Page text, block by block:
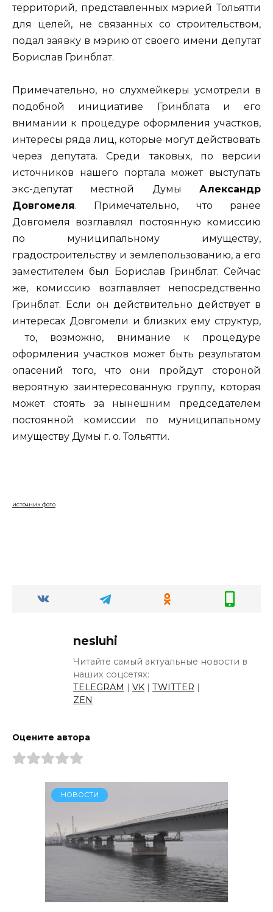
территорий, представленных мэрией Тольятти
для целей, не связанных со строительством,
подал заявку в мэрию от своего имени депутат
Борислав Гринблат.
Примечательно, но слухмейкеры усмотрели в
подобной инициативе Гринблата и его
внимании к процедуре оформления участков,
интересы ряда лиц, которые могут действовать
через депутата. Среди таковых, по версии
источников нашего портала может выступать
экс-депутат местной Думы Александр
Довгомеля. Примечательно, что ранее
Довгомеля возглавлял постоянную комиссию
по муниципальному имуществу,
градостроительству и землепользованию, а его
заместителем был Борислав Гринблат. Сейчас
же, комиссию возглавляет непосредственно
Гринблат. Если он действительно действует в
интересах Довгомели и близких ему структур,
то, возможно, внимание к процедуре
оформления участков может быть результатом
опасений того, что они пройдут стороной
вероятную заинтересованную группу, которая
может стоять за нынешним председателем
постоянной комиссии по муниципальному
имуществу Думы г. о. Тольятти.
источник фото
nesluhi
Читайте самый актуальные новости в
наших соцсетях:
TELEGRAM | VK | TWITTER |
ZEN
Оцените автора
НОВОСТИ